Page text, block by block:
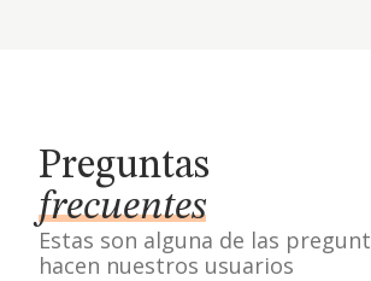
Preguntas
frecuentes
Estas son alguna de las
hacen nuestros usuarios